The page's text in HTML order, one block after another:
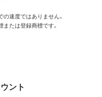
速度ではありません。
たは登録商標です。
ント